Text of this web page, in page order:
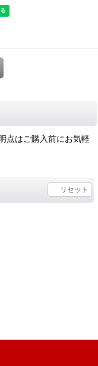
点はご購入前にお気軽
リセット